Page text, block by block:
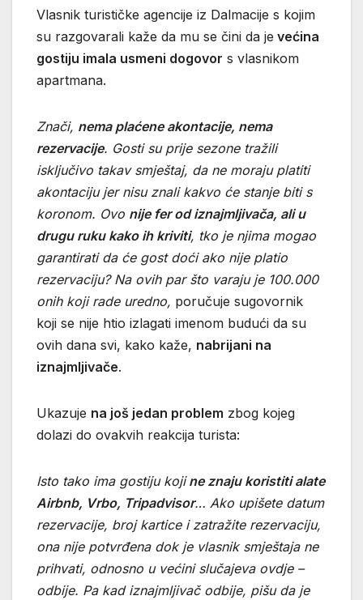
Vlasnik turističke agencije iz Dalmacije s kojim
su razgovarali kaže da mu se čini da je većina
gostiju imala usmeni dogovor s vlasnikom
apartmana.
Znači, nema plaćene akontacije, nema
rezervacije. Gosti su prije sezone tražili
isključivo takav smještaj, da ne moraju platiti
akontaciju jer nisu znali kakvo će stanje biti s
koronom. Ovo nije fer od iznajmljivača, ali u
drugu ruku kako ih kriviti, tko je njima mogao
garantirati da će gost doći ako nije platio
rezervaciju? Na ovih par što varaju je 100.000
onih koji rade uredno, poručuje sugovornik
koji se nije htio izlagati imenom budući da su
ovih dana svi, kako kaže, nabrijani na
iznajmljivače.
Ukazuje na još jedan problem zbog kojeg
dolazi do ovakvih reakcija turista:
Isto tako ima gostiju kojine znaju koristiti alate
Airbnb, Vrbo, Tripadvisor… Ako upišete datum
rezervacije, broj kartice i zatražite rezervaciju,
ona nije potvrđena dok je vlasnik smještaja ne
prihvati, odnosno u većini slučajeva ovdje –
odbije. Pa kad iznajmljivač odbije, pišu da je